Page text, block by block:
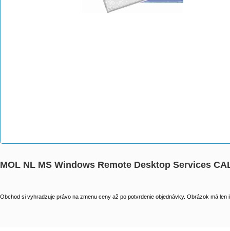
MOL NL MS Windows Remote Desktop Services
Obchod si vyhradzuje právo na zmenu ceny až po potvrdenie objednávky. Obrázok má len